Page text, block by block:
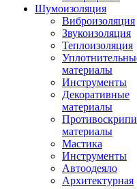
Шумоизоляция
Виброизоляция
Звукоизоляция
Теплоизоляция
материалы
Инструменты
Декоративные
материалы
материалы
Мастика
Инструменты
Автоодеяло
Архитектурная